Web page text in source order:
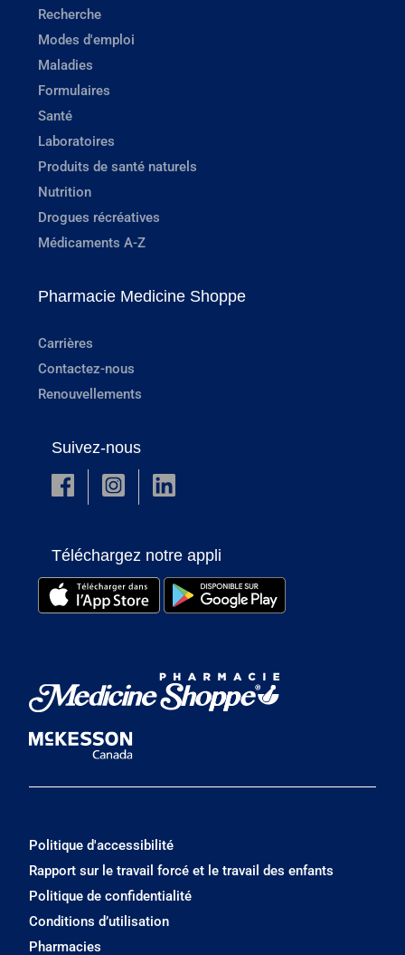
Recherche
Modes d'emploi
Maladies
Formulaires
Santé
Laboratoires
Produits de santé naturels
Nutrition
Drogues récréatives
Médicaments A-Z
Pharmacie Medicine Shoppe
Carrières
Contactez-nous
Renouvellements
Suivez-nous
Téléchargez notre appli
Politique d'accessibilité
Rapport sur le travail forcé et le travail des enfants
Politique de confidentialité
Conditions d’utilisation
Pharmacies